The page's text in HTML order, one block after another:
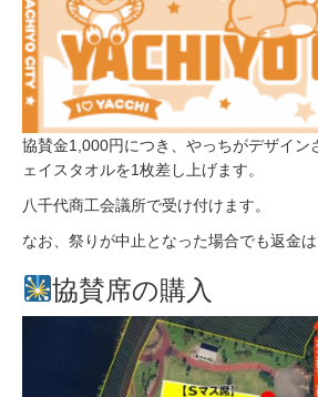
協賛金1,000円につき、やっちがデザイン
ェイスタオルを1枚差し上げます。
八千代商工会議所で受け付けます。
なお、祭りが中止となった場合でも返金は
協賛席の購入